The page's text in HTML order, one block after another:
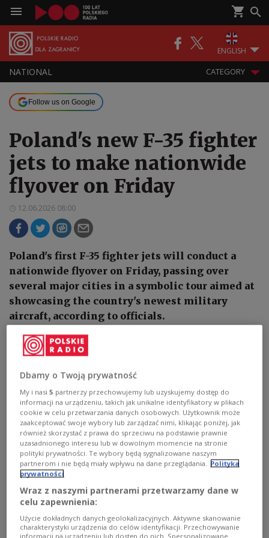
ENGLISH
NATIONAL CATEGORY
Follow us on Google
Poland's new F-35 fighter
jets to make nationwide
flyover on Friday
12.06.2026 08:00
Poland's first F-35 fighter jets will conduct a
nationwide flyover on Friday, passing over
several major cities in a symbolic tour aimed at
showcasing the country's newest military
aircraft, according to officials.
A Polish Air Force F-35 fighter jet. PAP/Marian Zubrzycki
The event, dubbed "Greeting Poland," will see the
aircraft take off from the 32nd Tactical Air Base in
Dbamy o Twoją prywatność
My i nasi5 partnerzy przechowujemy lub uzyskujemy dostęp do
informacji na urządzeniu, takich jak unikalne identyfikatory w plikach
cookie w celu przetwarzania danych osobowych. Użytkownik może
zaakceptować swoje wybory lub zarządzać nimi, klikając poniżej, jak
również skorzystać z prawa do sprzeciwu na podstawie prawnie
uzasadnionego interesu lub w dowolnym momencie na stronie
polityki prywatności. Te wybory będą sygnalizowane naszym
partnerom i nie będą miały wpływu na dane przeglądania. Polityka
prywatności
Wraz z naszymi partnerami przetwarzamy dane w
celu zapewnienia:
Użycie dokładnych danych geolokalizacyjnych. Aktywne skanowanie
charakterystyki urządzenia do celów identyfikacji. Przechowywanie
informacji na urządzeniu lub dostęp do nich. Spersonalizowane